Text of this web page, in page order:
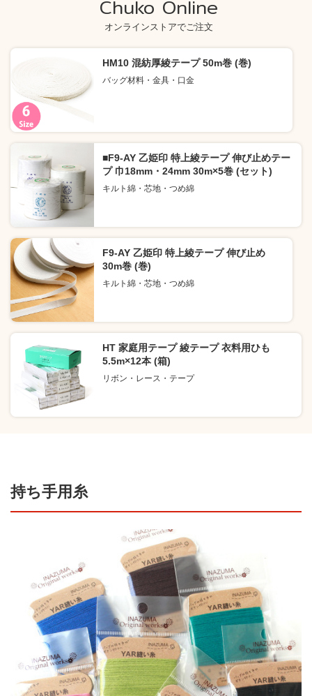
Chuko Online
オンラインストアでご注文
HM10 混紡厚綾テープ 50m巻 (巻)
バッグ材料・金具・口金
■F9-AY 乙姫印 特上綾テープ 伸び止めテー
プ 巾18mm・24mm 30m×5巻 (セット)
キルト綿・芯地・つめ綿
F9-AY 乙姫印 特上綾テープ 伸び止め
30m巻 (巻)
キルト綿・芯地・つめ綿
HT 家庭用テープ 綾テープ 衣料用ひも
5.5m×12本 (箱)
リボン・レース・テープ
持ち手用糸